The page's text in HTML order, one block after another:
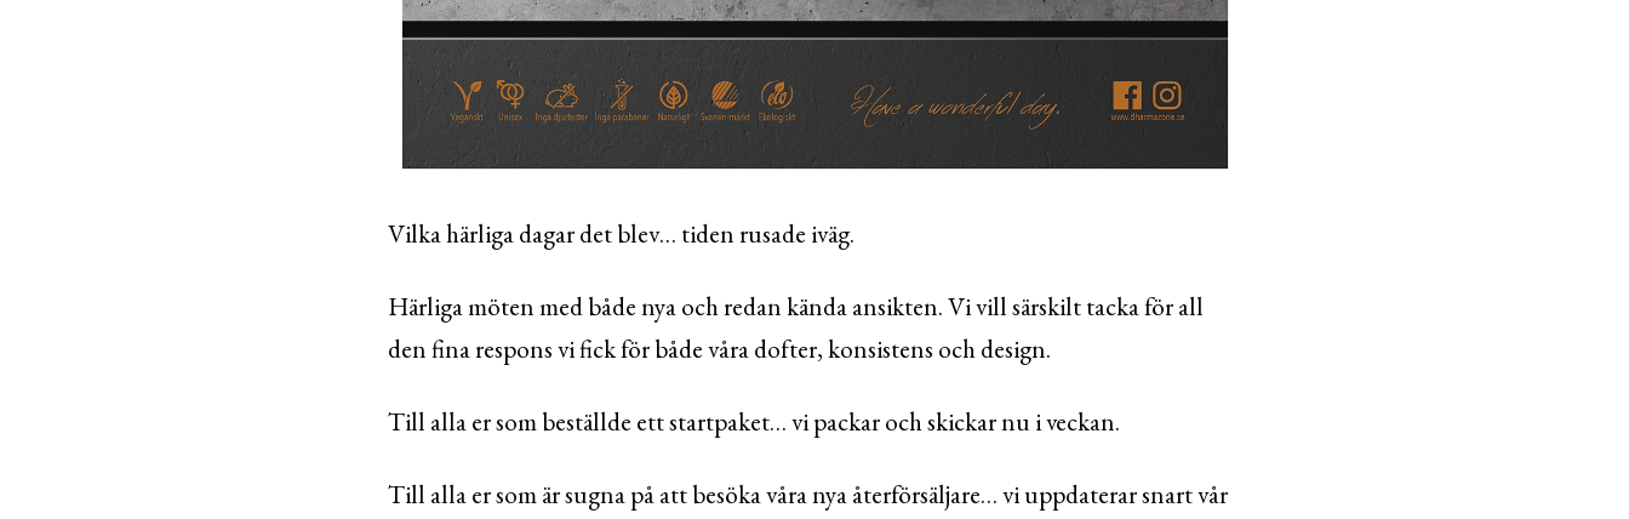
Vilka härliga dagar det blev… tiden rusade iväg.
Härliga möten med både nya och redan kända ansikten. Vi vill särskilt tacka för all
den fina respons vi fick för både våra dofter, konsistens och design.
Till alla er som beställde ett startpaket… vi packar och skickar nu i veckan.
Till alla er som är sugna på att besöka våra nya återförsäljare… vi uppdaterar snart vår